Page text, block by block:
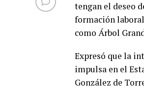
tengan el deseo
formación laboral
como Árbol
Expresó que la
impulsa en el
González de